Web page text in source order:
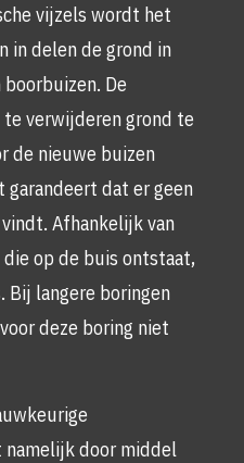
vijzels wordt het
in delen de grond in
De
verwijderen grond te
de nieuwe buizen
garandeert dat er geen
Afhankelijk van
op de buis ontstaat,
Bij langere boringen
deze boring niet
namelijk door middel